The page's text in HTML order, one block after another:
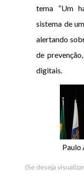
tema “Um
sistema de
alertando
de
digitais.
Paulo
(Se deseja